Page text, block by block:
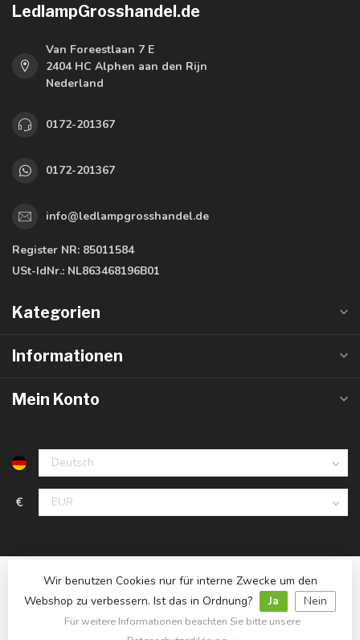
LedlampGrosshandel.de
Van Foreestlaan 7 E
2404 HC Alphen aan den Rijn
Nederland
0172-201367
0172-201367
info@ledlampgrosshandel.de
Register NR: 85011584
USt-IdNr.: NL863468196B01
Kategorien
Informationen
Mein Konto
€
© Copyright 2026 LedlampGrosshandel.de- Powered by
Wir benutzen Cookies nur für interne Zwecke um den
Webshop zu verbessern. Ist das in Ordnung?
Ja Nein
Für weitere Informationen beachten Sie bitte unsere